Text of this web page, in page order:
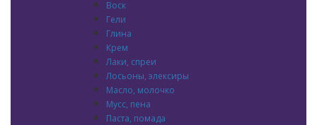
Воск
Гели
Глина
Крем
Лаки, спреи
Лосьоны, элексиры
Масло, молочко
Мусс, пена
Паста, помада